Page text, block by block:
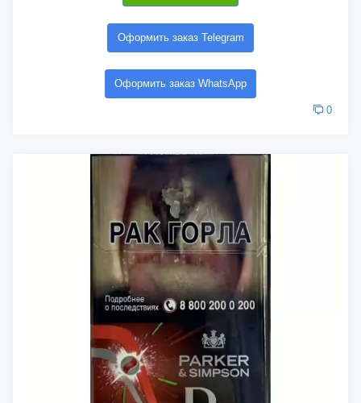
Оформить заказ Telegram
Оформить заказ WhatsApp
0